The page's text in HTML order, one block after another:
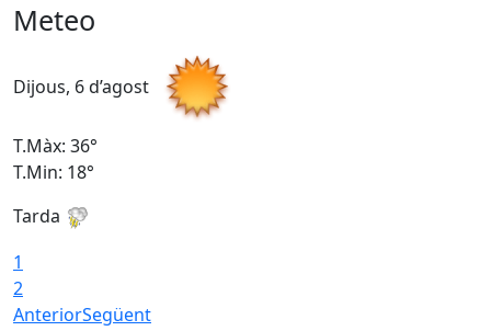
Meteo
Dijous, 6 d’agost
T.Màx: 36°
T.Min: 18°
Tarda
1
2
AnteriorSegüent